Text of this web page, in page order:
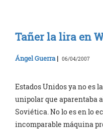
Tañer la lira en
Ángel Guerra| 06/04/2007
Estados Unidos ya no es
unipolar que aparentaba
Soviética. No lo es en lo
incomparable máquina